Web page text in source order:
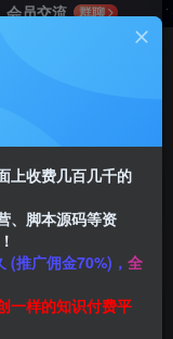
会员交流
群聊
上收费几百几千的
、脚本源码等资
(推广佣金70%)， 全
一样的知识付费平